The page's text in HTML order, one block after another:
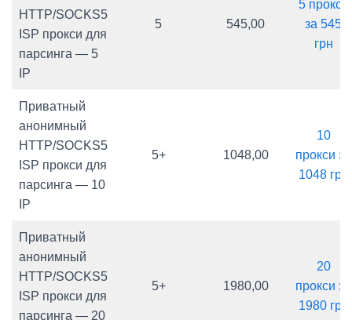
HTTP/SOCKS5
ISP прокси для
парсинга — 5
IP
5 545,00
5 прокси
за 545
грн
Приватный
анонимный
HTTP/SOCKS5
ISP прокси для
парсинга — 10
IP
5+ 1048,00
10
прокси за
1048 грн
Приватный
анонимный
HTTP/SOCKS5
ISP прокси для
парсинга — 20
5+ 1980,00
20
прокси за
1980 грн